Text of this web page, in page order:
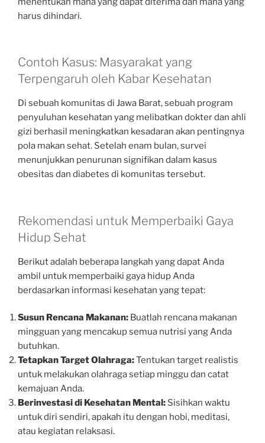
harus dihindari.
Contoh Kasus: Masyarakat yang
Terpengaruh oleh Kabar Kesehatan
Di sebuah komunitas di Jawa Barat, sebuah program
penyuluhan kesehatan yang melibatkan dokter dan ahli
gizi berhasil meningkatkan kesadaran akan pentingnya
pola makan sehat. Setelah enam bulan, survei
menunjukkan penurunan signifikan dalam kasus
obesitas dan diabetes di komunitas tersebut.
Rekomendasi untuk Memperbaiki Gaya
Hidup Sehat
Berikut adalah beberapa langkah yang dapat Anda
ambil untuk memperbaiki gaya hidup Anda
berdasarkan informasi kesehatan yang tepat:
Susun Rencana Makanan: Buatlah rencana makanan
mingguan yang mencakup semua nutrisi yang Anda
butuhkan.
Tetapkan Target Olahraga:Tentukan target realistis
untuk melakukan olahraga setiap minggu dan catat
kemajuan Anda.
Berinvestasi di Kesehatan Mental: Sisihkan waktu
untuk diri sendiri, apakah itu dengan hobi, meditasi,
atau kegiatan relaksasi.